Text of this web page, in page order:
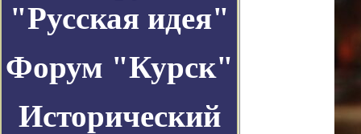
"Русская идея"
Форум "Курск"
Исторический